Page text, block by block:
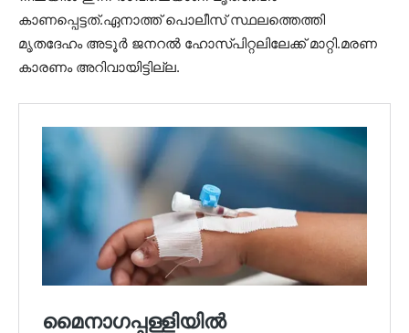
കാണപ്പെട്ടത്.ഏനാത്ത് പൊലീസ് സ്ഥലത്തെത്തി
മൃതദേഹം അടൂർ ജനറൽ ഹോസ്പിറ്റലിലേക്ക് മാറ്റി.മരണ
കാരണം അറിവായിട്ടില്ല.